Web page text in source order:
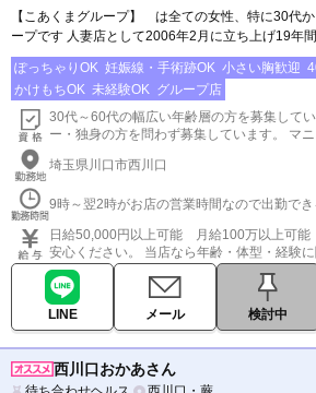
【こあくまグループ】 は全ての女性、特に30代
ープです 人妻店として2006年2月に立ち上げ19年
ぽっちゃりOK 妊娠線・手術跡OK 小さい胸歓迎
かけもちOK 未経験OK グループ店
30代～60代の幅広い年齢層の方を募集して
ー・独身の方を問わず募集しています。 マ
応募はお断りします。
埼玉県川口市西川口
9時～翌2時がお店の営業時間なので出勤でき
日給50,000円以上可能 月給100万以上可
安心ください。 当店なら年齢・体型・経験に関係なく稼げます！ 年齢や
体型などを理由に働く事を諦めていたあなたも ぜひ私たちと一緒に
お店で頑張ってみませんか？ 完全全額日払い＆オプション全額バック！
☆一日の給料シュミレーション☆ I さん(43
=￥35,800 Kさん(60歳) 9時間待機×4本=￥42,400 Hさん(55歳) 12時間待
の終了時間等の厳守 時間を過ぎて勝手にお仕事を入れられることはござ
LINE メール 検討中
西川口おかあさん